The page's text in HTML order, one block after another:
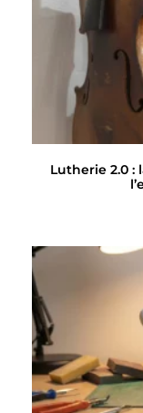
Lutherie 2.0 :